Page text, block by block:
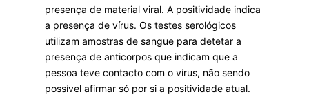
presença de material viral. A positividade indica
a presença de vírus. Os testes serológicos
utilizam amostras de sangue para detetar a
presença de anticorpos que indicam que a
pessoa teve contacto com o vírus, não sendo
possível afirmar só por si a positividade atual.